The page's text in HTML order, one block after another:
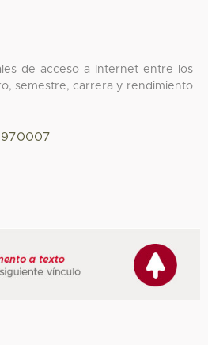
de acceso a Internet entre los
semestre, carrera y rendimiento